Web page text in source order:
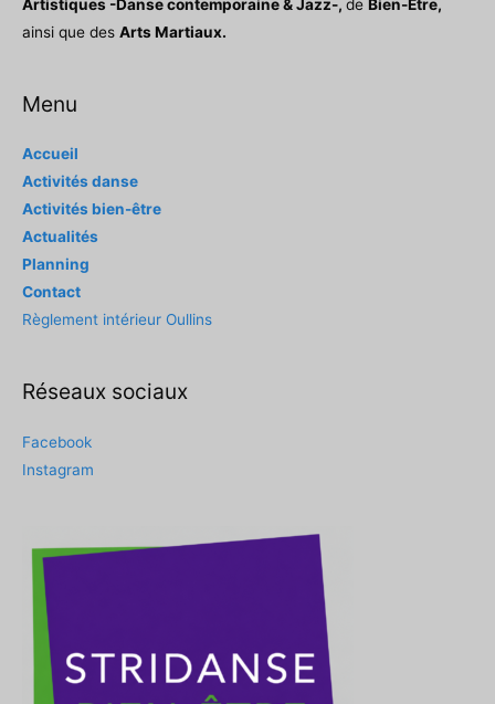
Artistiques -Danse contemporaine & Jazz-, de Bien-Être,
ainsi que des Arts Martiaux.
Menu
Accueil
Activités danse
Activités bien-être
Actualités
Planning
Contact
Règlement intérieur Oullins
Réseaux sociaux
Facebook
Instagram